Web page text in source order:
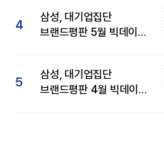
4
삼성, 대기업집단
브랜드평판 5월 빅데이터
5
삼성, 대기업집단
브랜드평판 4월 빅데이터